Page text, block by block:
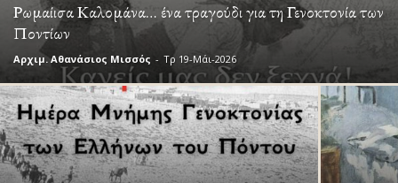
Ρωμαίισα Καλομάνα… ένα τραγούδι για τη Γενοκτονία των
Ποντίων
Αρχιμ. Αθανάσιος Μισσός - Τρ 19-Μάι-2026